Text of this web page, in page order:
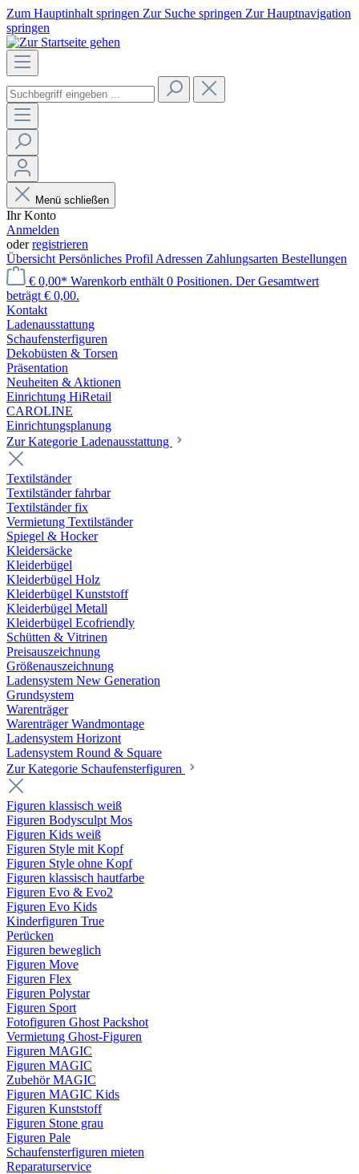
Zum Hauptinhalt springen Zur Suche springen Zur Hauptnavigation
springen
Menü schließen
Ihr Konto
Anmelden
oderregistrieren
Übersicht Persönliches Profil Adressen Zahlungsarten Bestellungen
€ 0,00* Warenkorb enthält 0 Positionen. Der Gesamtwert
beträgt € 0,00.
Kontakt
Laden­ausstattung
Schaufenster­figuren
Dekobüsten & Torsen
Präsentation
Neuheiten & Aktionen
Einrichtung HiRetail
CAROLINE
Einrichtungsplanung
Zur Kategorie Laden­ausstattung
Textilständer
Textilständer fahrbar
Textilständer fix
Vermietung Textilständer
Spiegel & Hocker
Kleidersäcke
Kleiderbügel
Kleiderbügel Holz
Kleiderbügel Kunststoff
Kleiderbügel Metall
Kleiderbügel Ecofriendly
Schütten & Vitrinen
Preisauszeichnung
Größenauszeichnung
Ladensystem New Generation
Grundsystem
Warenträger
Warenträger Wandmontage
Ladensystem Horizont
Ladensystem Round & Square
Zur Kategorie Schaufenster­figuren
Figuren klassisch weiß
Figuren Bodysculpt Mos
Figuren Kids weiß
Figuren Style mit Kopf
Figuren Style ohne Kopf
Figuren klassisch hautfarbe
Figuren Evo & Evo2
Figuren Evo Kids
Kinderfiguren True
Perücken
Figuren beweglich
Figuren Move
Figuren Flex
Figuren Polystar
Figuren Sport
Fotofiguren Ghost Packshot
Vermietung Ghost-Figuren
Figuren MAGIC
Figuren MAGIC
Zubehör MAGIC
Figuren MAGIC Kids
Figuren Kunststoff
Figuren Stone grau
Figuren Pale
Schaufensterfiguren mieten
Reparaturservice